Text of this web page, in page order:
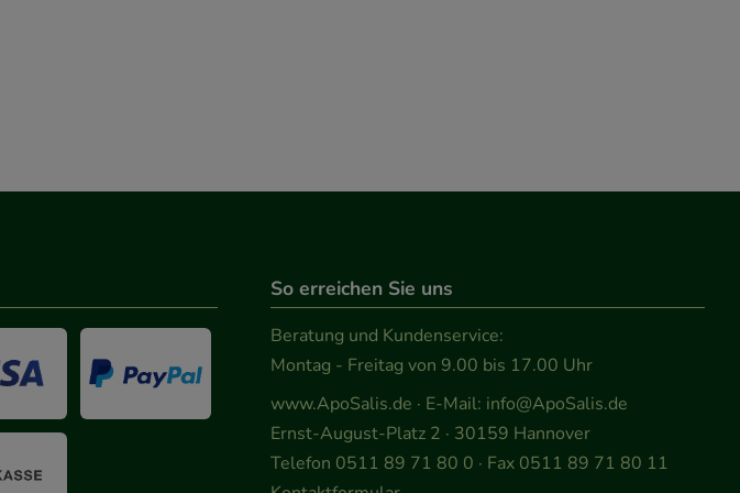
So erreichen Sie uns
Beratung und Kundenservice:
Montag - Freitag von 9.00 bis 17.00 Uhr
www.ApoSalis.de · E-Mail: info@ApoSalis.de
Ernst-August-Platz 2 · 30159 Hannover
Telefon 0511 89 71 80 0 · Fax 0511 89 71 80 11